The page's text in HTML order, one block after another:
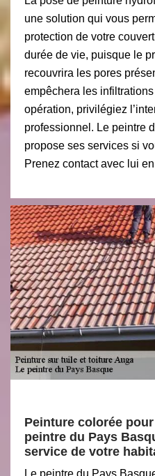
une solution qui vous
protection de votre
durée de vie, puisque le
recouvrira les pores
empêchera les
opération, privilégiez
professionnel. Le peintre
propose ses services si
Prenez contact avec lui
Peinture colorée
peintre du Pays
service de votre
Le peintre du Pays